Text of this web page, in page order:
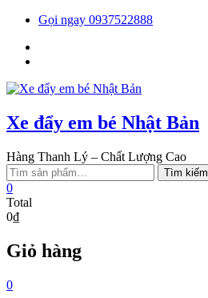
Skip
content
Gọi ngay 0937522888
Xe đẩy em bé Nhật Bản
Hàng Thanh Lý – Chất Lượng Cao
Tìm
kiếm:
Tìm kiếm
0
Total
0₫
Giỏ hàng
0